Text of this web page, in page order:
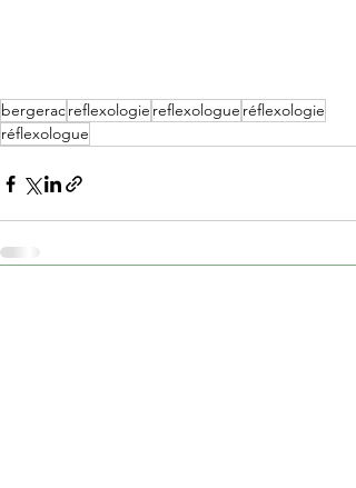
bergeracreflexologie reflexologue réflexologie
réflexologue